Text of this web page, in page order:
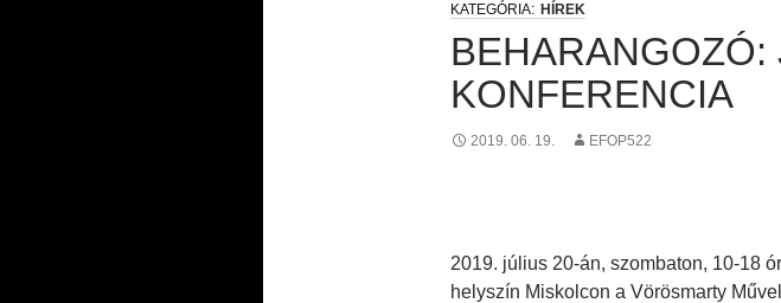
HÍREK
KONFERENCIA
2019. 06. 19. EFOP522
2019. július 20-án, szombaton, 10-18
helyszín Miskolcon a Vörösmarty